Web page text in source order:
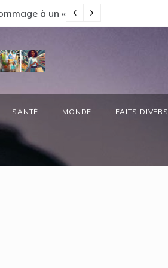
à un « passionné d’Afrique »
SANTÉ MONDE FAITS DIVERS